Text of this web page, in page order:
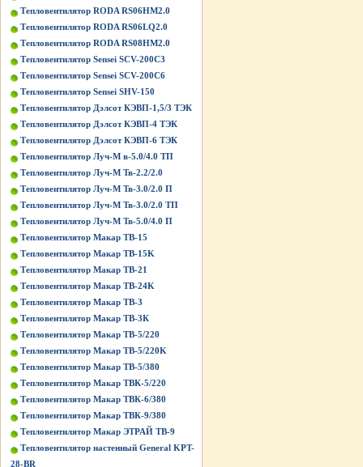
Тепловентилятор RODA RS06HM2.0
Тепловентилятор RODA RS06LQ2.0
Тепловентилятор RODA RS08HM2.0
Тепловентилятор Sensei SCV-200C3
Тепловентилятор Sensei SCV-200C6
Тепловентилятор Sensei SHV-150
Тепловентилятор Дэлсот КЭВП-1,5/3 ТЭК
Тепловентилятор Дэлсот КЭВП-4 ТЭК
Тепловентилятор Дэлсот КЭВП-6 ТЭК
Тепловентилятор Луч-М в-5.0/4.0 ТП
Тепловентилятор Луч-М Тв-2.2/2.0
Тепловентилятор Луч-М Тв-3.0/2.0 П
Тепловентилятор Луч-М Тв-3.0/2.0 ТП
Тепловентилятор Луч-М Тв-5.0/4.0 П
Тепловентилятор Макар ТВ-15
Тепловентилятор Макар ТВ-15K
Тепловентилятор Макар ТВ-21
Тепловентилятор Макар ТВ-24K
Тепловентилятор Макар ТВ-3
Тепловентилятор Макар ТВ-3К
Тепловентилятор Макар ТВ-5/220
Тепловентилятор Макар ТВ-5/220K
Тепловентилятор Макар ТВ-5/380
Тепловентилятор Макар ТВК-5/220
Тепловентилятор Макар ТВК-6/380
Тепловентилятор Макар ТВК-9/380
Тепловентилятор Макар ЭТРАЙ ТВ-9
Тепловентилятор настенный General KPT-
28-BR